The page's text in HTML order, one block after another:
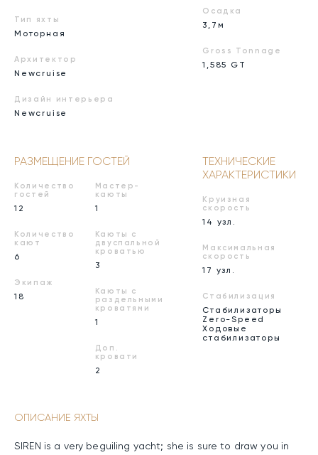
Тип яхты
Моторная
Архитектор
Newcruise
Дизайн интерьера
Newcruise
Осадка
3,7м
Gross Tonnage
1,585 GT
РАЗМЕЩЕНИЕ ГОСТЕЙ
Количество
гостей
12
Количество
кают
6
Экипаж
18
Мастер-
каюты
1
Каюты с
двуспальной
кроватью
3
Каюты с
раздельными
кроватями
1
Доп.
кровати
2
ТЕХНИЧЕСКИЕ
ХАРАКТЕРИСТИКИ
Круизная
скорость
14 узл.
Максимальная
скорость
17 узл.
Стабилизация
Стабилизаторы
Zero-Speed
Ходовые
стабилизаторы
ОПИСАНИЕ ЯХТЫ
SIREN is a very beguiling yacht; she is sure to draw you in